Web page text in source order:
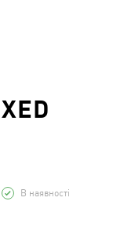
В наявності